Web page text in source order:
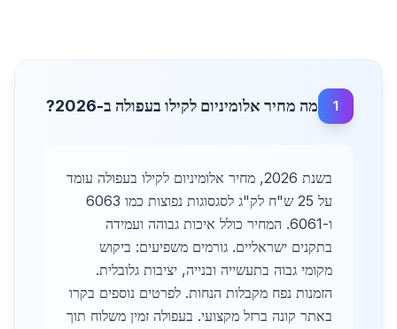
1 מה מחיר אלומיניום לקילו בעפולה ב-2026?
בשנת 2026, מחיר אלומיניום לקילו בעפולה עומד
על 25 ש"ח לק"ג לסגסוגות נפוצות כמו 6063
ו-6061. המחיר כולל איכות גבוהה ועמידה
בתקנים ישראליים. גורמים משפיעים: ביקוש
מקומי גבוה בתעשייה ובנייה, יציבות גלובלית.
הזמנות נפח מקבלות הנחות. לפרטים נוספים בקרו
באתר קונה ברזל מקצועי. בעפולה זמין משלוח תוך